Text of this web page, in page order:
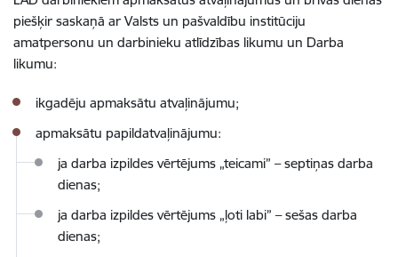
piešķir saskaņā ar Valsts un pašvaldību institūciju
amatpersonu un darbinieku atlīdzības likumu un Darba
likumu:
ikgadēju apmaksātu atvaļinājumu;
apmaksātu papildatvaļinājumu:
ja darba izpildes vērtējums „teicami” – septiņas darba
dienas;
ja darba izpildes vērtējums „ļoti labi” – sešas darba
dienas;